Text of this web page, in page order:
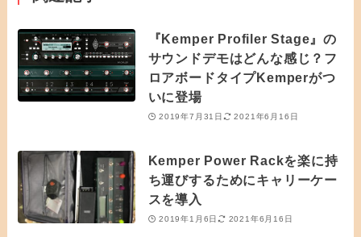
『Kemper Profiler Stage』の
サウンドデモはどんな感じ？フ
ロアボードタイプKemperがつ
いに登場
2019年7月31日 2021年6月16日
Kemper Power Rackを楽に持
ち運びするためにキャリーケー
スを導入
2019年1月6日 2021年6月16日